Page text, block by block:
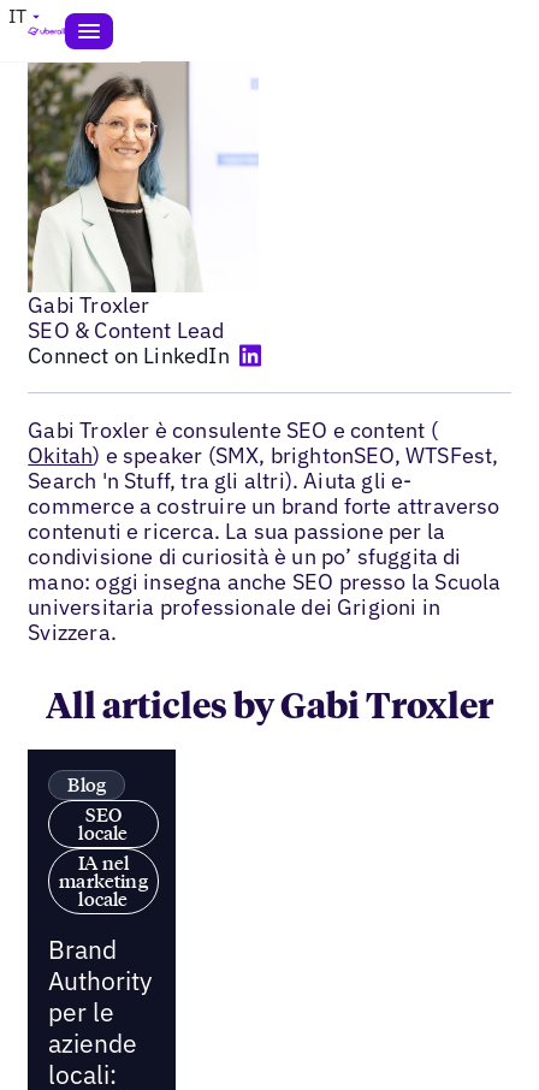
IT
Gabi Troxler
SEO & Content Lead
Connect on LinkedIn
Gabi Troxler è consulente SEO e content (
Okitah) e speaker (SMX, brightonSEO, WTSFest,
Search 'n Stuff, tra gli altri). Aiuta gli e-
commerce a costruire un brand forte attraverso
contenuti e ricerca. La sua passione per la
condivisione di curiosità è un po’ sfuggita di
mano: oggi insegna anche SEO presso la Scuola
universitaria professionale dei Grigioni in
Svizzera.
All articles by Gabi Troxler
Blog
SEO
locale
IA nel
marketing
locale
Brand
Authority
per le
aziende
locali: